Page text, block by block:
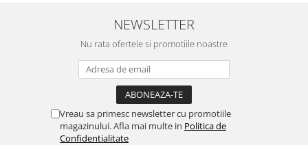
NEWSLETTER
Nu rata ofertele si promotiile noastre
Vreau sa primesc newsletter cu promotiile
magazinului. Afla mai multe in Politica de
Confidentialitate